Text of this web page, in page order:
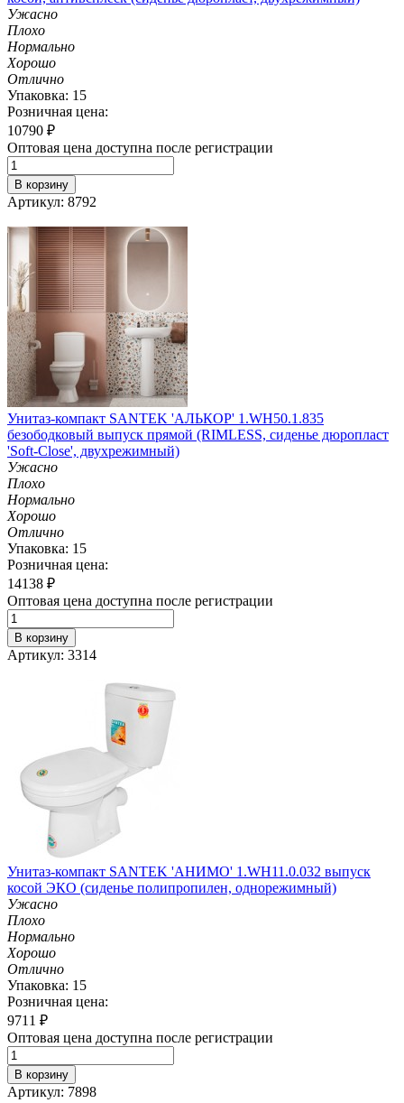
Ужасно
Плохо
Нормально
Хорошо
Отлично
Упаковка: 15
Розничная цена:
10790 ₽
Оптовая цена доступна после регистрации
В корзину
Артикул: 8792
Унитаз-компакт SANTEK 'АЛЬКОР' 1.WH50.1.835
безободковый выпуск прямой (RIMLESS, сиденье дюропласт
'Soft-Close', двухрежимный)
Ужасно
Плохо
Нормально
Хорошо
Отлично
Упаковка: 15
Розничная цена:
14138 ₽
Оптовая цена доступна после регистрации
В корзину
Артикул: 3314
Унитаз-компакт SANTEK 'АНИМО' 1.WH11.0.032 выпуск
косой ЭКО (сиденье полипропилен, однорежимный)
Ужасно
Плохо
Нормально
Хорошо
Отлично
Упаковка: 15
Розничная цена:
9711 ₽
Оптовая цена доступна после регистрации
В корзину
Артикул: 7898